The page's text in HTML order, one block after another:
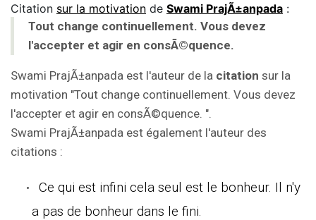
Citation sur la motivation de Swami PrajÃ±anpada :
Tout change continuellement. Vous devez
l'accepter et agir en consÃ©quence.
Swami PrajÃ±anpada est l'auteur de la citation sur la
motivation "Tout change continuellement. Vous devez
l'accepter et agir en consÃ©quence. ".
Swami PrajÃ±anpada est également l'auteur des
citations :
Ce qui est infini cela seul est le bonheur. Il n'y
a pas de bonheur dans le fini.